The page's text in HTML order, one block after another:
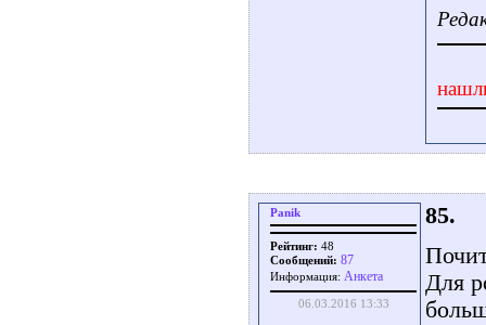
Panik
Рейтинг: 48
Сообщений: 87
Информация: Aнкета
06.03.2016 13:33
85.
Для